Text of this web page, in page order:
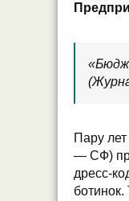
Пару
— СФ)
дресс-